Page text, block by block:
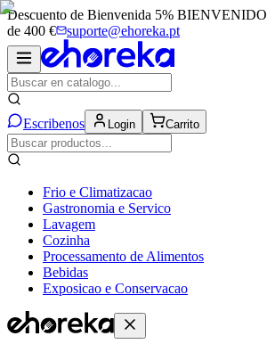
Descuento de Bienvenida 5% BIENVENIDO
de 400 €
suporte@ehoreka.pt
Escribenos Login Carrito
Frio e Climatizacao
Gastronomia e Servico
Lavagem
Cozinha
Processamento de Alimentos
Bebidas
Exposicao e Conservacao